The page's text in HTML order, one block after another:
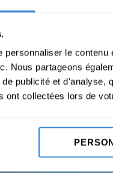
personnaliser le
Nous partageons
publicité et
ont collectées lors de